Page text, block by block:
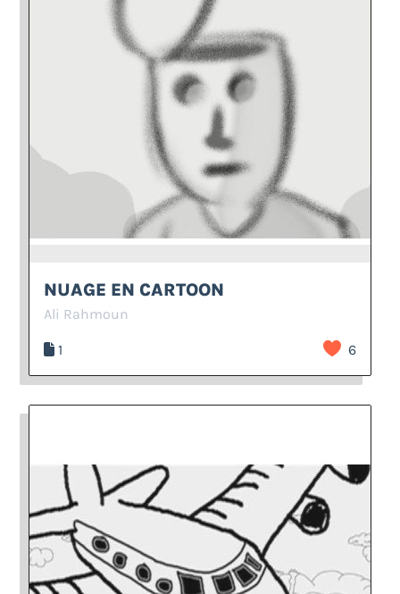
NUAGE EN CARTOON
Ali Rahmoun
1 6